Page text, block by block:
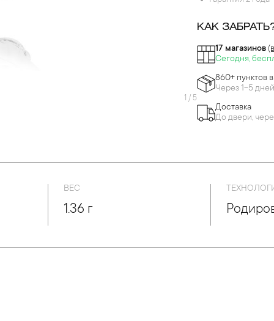
1 / 5
КАК
17 магазинов
Сегодня,
860+ пунктов
Через 1-5 дней
Доставка
До двери,
ВЕС
1.36 г